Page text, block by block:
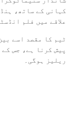
کہانی کے ساتھ،
علاقے میں فلم
ٹیم کا مقصد اسے
پیش کرنا ہے، جس
ریلیز ہوگی۔